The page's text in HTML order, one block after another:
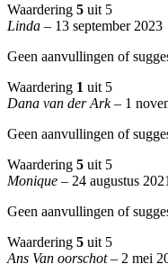
Waardering 5 uit 5
Linda – 13 september 2023
Geen aanvullingen of
Waardering 1 uit 5
Dana van der Ark – 1
Geen aanvullingen of
Waardering 5 uit 5
Monique – 24 augustus 2021
Geen aanvullingen of
Waardering 5 uit 5
Ans Van oorschot – 2 mei